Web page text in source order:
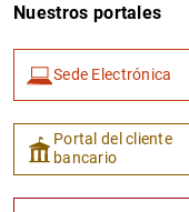
Nuestros portales
Sede Electrónica
Portal del cliente
bancario